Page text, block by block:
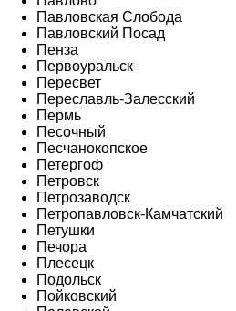
Павловская Слобода
Павловский Посад
Пенза
Первоуральск
Пересвет
Переславль-Залесский
Пермь
Песочный
Песчанокопское
Петергоф
Петровск
Петрозаводск
Петропавловск-Камчатский
Петушки
Печора
Плесецк
Подольск
Пойковский